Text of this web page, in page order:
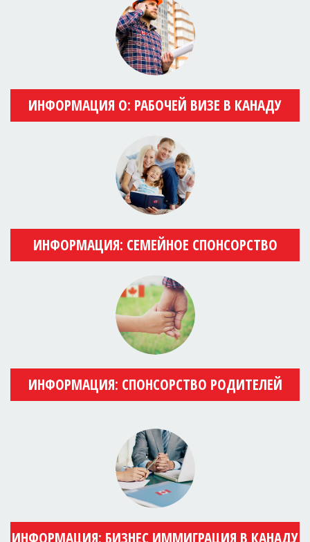
ИНФОРМАЦИЯ О: РАБОЧЕЙ ВИЗЕ В КАНАДУ
ИНФОРМАЦИЯ: СЕМЕЙНОЕ СПОНСОРСТВО
ИНФОРМАЦИЯ: СПОНСОРСТВО РОДИТЕЛЕЙ
ИНФОРМАЦИЯ: БИЗНЕС ИММИГРАЦИЯ В КАНАДУ